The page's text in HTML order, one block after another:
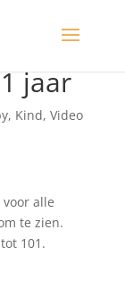
jaar
, Kind, Video
alle
te zien.
101.